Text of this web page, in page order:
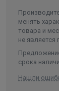
менять
товара и
не является
срока
Нашли